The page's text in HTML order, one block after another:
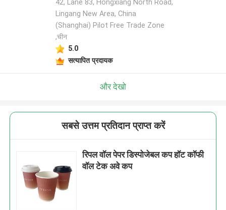
42, Lane 83, Hongxiang North Road,
Lingang New Area, China
(Shanghai) Pilot Free Trade Zone
,चीन
5.0
सत्यापित प्रदायक
और देखो
सबसे उत्तम प्रतिदान प्राप्त करें
रिपल वॉल पेपर डिस्पोजेबल कप हॉट कॉफी
वॉल टेक अवे कप